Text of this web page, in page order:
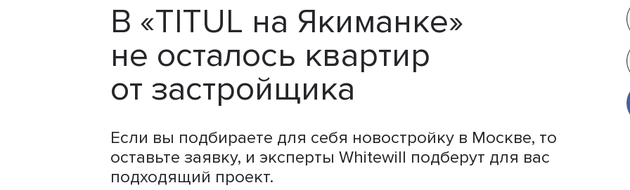
В «TITUL на Якиманке»
не осталось квартир
от застройщика
Если вы подбираете для себя новостройку в Москве, то
оставьте заявку, и эксперты Whitewill подберут для вас
подходящий проект.